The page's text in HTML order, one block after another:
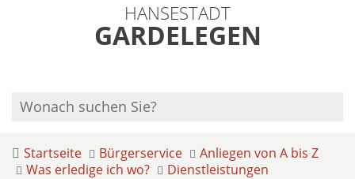
HANSESTADT
GARDELEGEN
Startseite Bürgerservice
Anliegen von A bis Z
Was erledige ich wo?
Dienstleistungen